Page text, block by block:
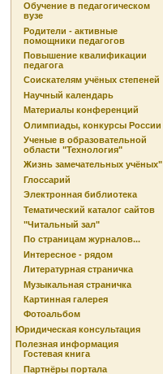
Обучение в педагогическом
вузе
Родители - активные
помощники педагогов
Повышение квалификации
педагога
Соискателям учёных степеней
Научный календарь
Материалы конференций
Олимпиады, конкурсы России
Ученые в образовательной
области "Технология"
Жизнь замечательных учёных"
Глоссарий
Электронная библиотека
Тематический каталог сайтов
"Читальный зал"
По страницам журналов...
Интересное - рядом
Литературная страничка
Музыкальная страничка
Картинная галерея
Фотоальбом
Юридическая консультация
Полезная информация
Гостевая книга
Партнёры портала